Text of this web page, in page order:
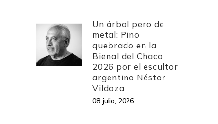
Un árbol pero de
metal: Pino
quebrado en la
Bienal del Chaco
2026 por el escultor
argentino Néstor
Vildoza
08 julio, 2026